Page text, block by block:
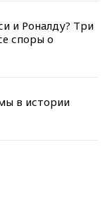
и Роналду? Три
споры о
в истории